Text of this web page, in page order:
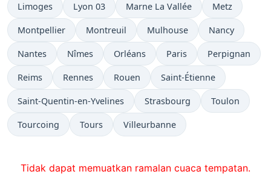
Limoges Lyon 03 Marne La Vallée Metz
Montpellier Montreuil Mulhouse Nancy
Nantes Nîmes Orléans Paris Perpignan
Reims Rennes Rouen Saint-Étienne
Saint-Quentin-en-Yvelines Strasbourg Toulon
Tourcoing Tours Villeurbanne
Tidak dapat memuatkan ramalan cuaca tempatan.